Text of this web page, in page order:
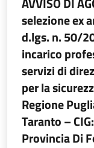
selezione ex
d.lgs. n. 50/
incarico
servizi di
per la
Regione
Taranto –
Provincia Di